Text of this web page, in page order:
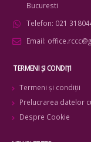
Bucuresti
Telefon: 021
Email:
TERMENI ŞI CONDIŢI
Termeni şi condiţii
Prelucrarea datelor
Despre Cookie